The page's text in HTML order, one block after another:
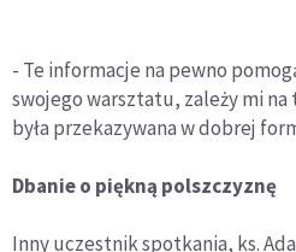
- Te informacje na pewno
swojego warsztatu, zależy mi
była przekazywana w dobrej
Dbanie o piękną polszczyznę
Inny uczestnik spotkania, ks.